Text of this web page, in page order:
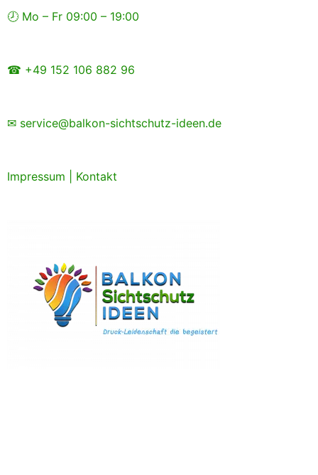
Zum
🕗 Mo – Fr 09:00 – 19:00
☎ +49 152 106 882 96
✉ service@balkon-sichtschutz-ideen.de
Impressum Kontakt